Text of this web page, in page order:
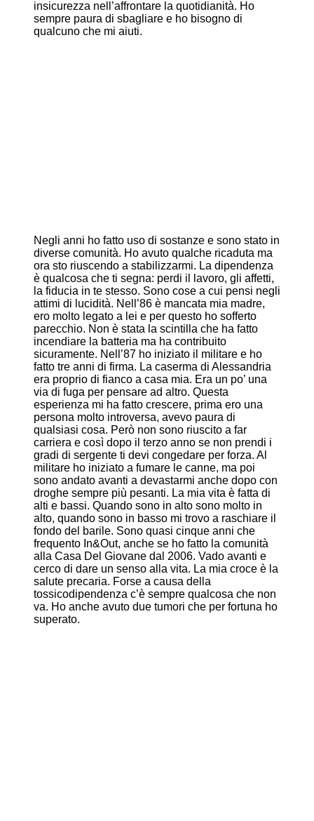
insicurezza nell’affrontare la quotidianità. Ho
sempre paura di sbagliare e ho bisogno di
qualcuno che mi aiuti.
Negli anni ho fatto uso di sostanze e sono stato in
diverse comunità. Ho avuto qualche ricaduta ma
ora sto riuscendo a stabilizzarmi. La dipendenza
è qualcosa che ti segna: perdi il lavoro, gli affetti,
la fiducia in te stesso. Sono cose a cui pensi negli
attimi di lucidità. Nell’86 è mancata mia madre,
ero molto legato a lei e per questo ho sofferto
parecchio. Non è stata la scintilla che ha fatto
incendiare la batteria ma ha contribuito
sicuramente. Nell’87 ho iniziato il militare e ho
fatto tre anni di firma. La caserma di Alessandria
era proprio di fianco a casa mia. Era un po’ una
via di fuga per pensare ad altro. Questa
esperienza mi ha fatto crescere, prima ero una
persona molto introversa, avevo paura di
qualsiasi cosa. Però non sono riuscito a far
carriera e così dopo il terzo anno se non prendi i
gradi di sergente ti devi congedare per forza. Al
militare ho iniziato a fumare le canne, ma poi
sono andato avanti a devastarmi anche dopo con
droghe sempre più pesanti. La mia vita è fatta di
alti e bassi. Quando sono in alto sono molto in
alto, quando sono in basso mi trovo a raschiare il
fondo del barile. Sono quasi cinque anni che
frequento In&Out, anche se ho fatto la comunità
alla Casa Del Giovane dal 2006. Vado avanti e
cerco di dare un senso alla vita. La mia croce è la
salute precaria. Forse a causa della
tossicodipendenza c’è sempre qualcosa che non
va. Ho anche avuto due tumori che per fortuna ho
superato.